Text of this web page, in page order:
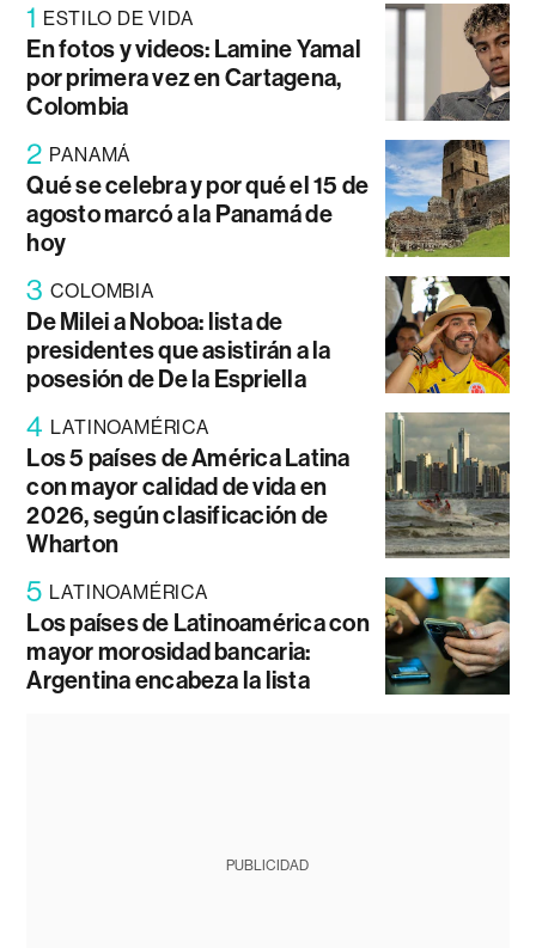
1 ESTILO DE VIDA
En fotos y videos: Lamine Yamal
por primera vez en Cartagena,
Colombia
2 PANAMÁ
Qué se celebra y por qué el 15 de
agosto marcó a la Panamá de
hoy
3 COLOMBIA
De Milei a Noboa: lista de
presidentes que asistirán a la
posesión de De la Espriella
4 LATINOAMÉRICA
Los 5 países de América Latina
con mayor calidad de vida en
2026, según clasificación de
Wharton
5 LATINOAMÉRICA
Los países de Latinoamérica con
mayor morosidad bancaria:
Argentina encabeza la lista
PUBLICIDAD